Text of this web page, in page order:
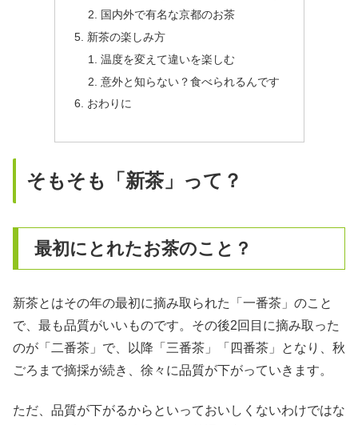
国内外で有名な京都のお茶
新茶の楽しみ方
温度を変えて違いを楽しむ
意外と知らない？食べられるんです
おわりに
そもそも「新茶」って？
最初にとれたお茶のこと？
新茶とはその年の最初に摘み取られた「一番茶」のこと
で、最も品質がいいものです。その後2回目に摘み取った
のが「二番茶」で、以降「三番茶」「四番茶」となり、秋
ごろまで摘採が続き、徐々に品質が下がっていきます。
ただ、品質が下がるからといっておいしくないわけではな